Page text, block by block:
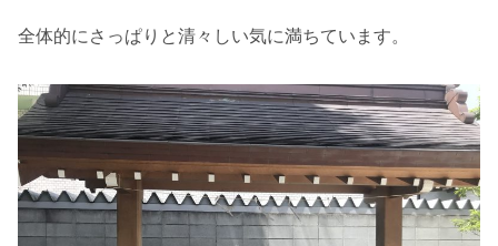
全体的にさっぱりと清々しい気に満ちています。